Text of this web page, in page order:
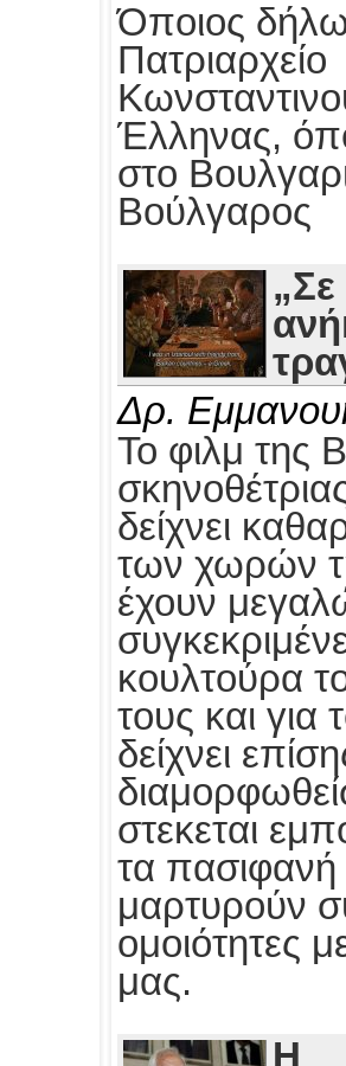
Όποιος
Πατριαρχείο
Έλληνας,
στο
Βούλγαρος
Δρ.
Το φιλμ της
δείχνει
των χωρών
έχουν
κουλτούρα
τους και
δείχνει
στεκεται
τα πασιφανή
μαρτυρούν
ομοιότητες
μας.
Η